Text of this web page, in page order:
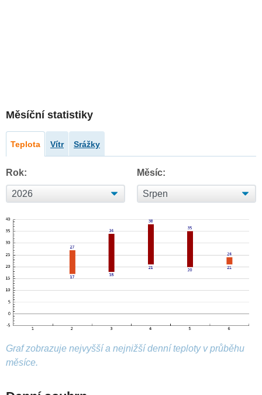
Měsíční statistiky
Teplota Vítr Srážky
Rok: Měsíc:
Graf zobrazuje nejvyšší a nejnižší denní teploty v průběhu
měsíce.